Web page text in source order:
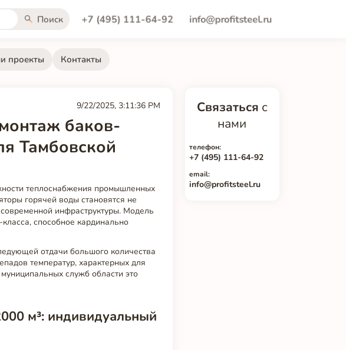
Поиск +7 (495) 111-64-92 info@profitsteel.ru
проекты Контакты
9/22/2025, 3:11:36 PM
баков-
Тамбовской
теплоснабжения промышленных
горячей воды становятся не
инфраструктуры. Модель
способное кардинально
отдачи большого количества
температур, характерных для
служб области это
м³: индивидуальный
Связаться с
нами
телефон:
+7 (495) 111-64-92
email:
info@profitsteel.ru